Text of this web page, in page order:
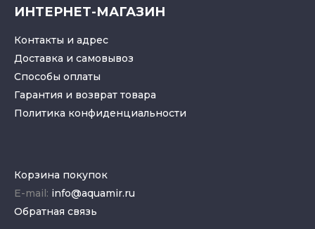
ИНТЕРНЕТ-МАГАЗИН
Контакты и адрес
Доставка и самовывоз
Способы оплаты
Гарантия и возврат товара
Политика конфиденциальности
Корзина покупок
E-mail: info@aquamir.ru
Обратная связь